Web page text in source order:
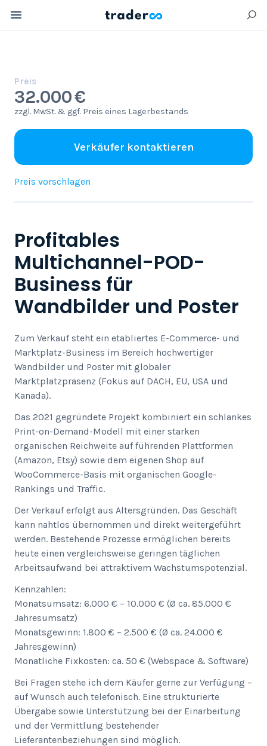
Profitables
Multichannel-POD-
Business für
Wandbilder und Poster
Zum Verkauf steht ein etabliertes E-Commerce- und
Marktplatz-Business im Bereich hochwertiger
Wandbilder und Poster mit globaler
Marktplatzpräsenz (Fokus auf DACH, EU, USA und
Kanada).
Das 2021 gegründete Projekt kombiniert ein schlankes
Print-on-Demand-Modell mit einer starken
organischen Reichweite auf führenden Plattformen
(Amazon, Etsy) sowie dem eigenen Shop auf
WooCommerce-Basis mit organischen Google-
Rankings und Traffic.
Der Verkauf erfolgt aus Altersgründen. Das Geschäft
kann nahtlos übernommen und direkt weitergeführt
werden. Bestehende Prozesse ermöglichen bereits
heute einen vergleichsweise geringen täglichen
Arbeitsaufwand bei attraktivem Wachstumspotenzial.
Kennzahlen:
Monatsumsatz: 6.000 € – 10.000 € (Ø ca. 85.000 €
Jahresumsatz)
Monatsgewinn: 1.800 € – 2.500 € (Ø ca. 24.000 €
Jahresgewinn)
Monatliche Fixkosten: ca. 50 € (Webspace & Software)
Bei Fragen stehe ich dem Käufer gerne zur Verfügung –
auf Wunsch auch telefonisch. Eine strukturierte
Übergabe sowie Unterstützung bei der Einarbeitung
und der Vermittlung bestehender
Lieferantenbeziehungen sind möglich.
Preis
32.000 €
zzgl. MwSt. & ggf. Preis eines Lagerbestands
Verkäufer kontaktieren
Preis vorschlagen